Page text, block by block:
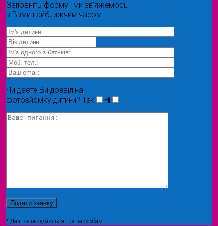
Заповніть форму і ми зв'яжемось
з Вами найближчим часом
Чи даєте Ви дозвіл на
фотозйомку дитини? Так Ні
* Дані не передаються третім особам